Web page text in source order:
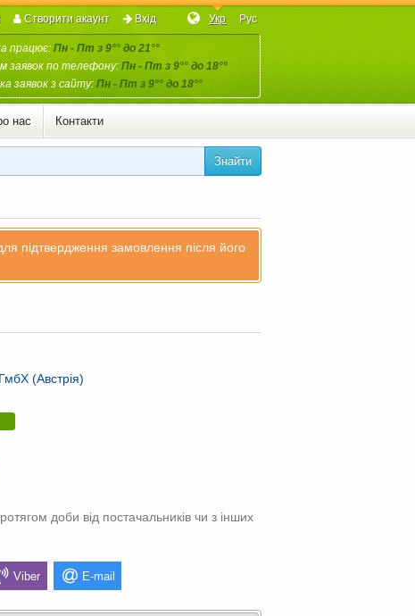
працює:Пн - Пт з 9°° до 21°°
заявок по телефону:Пн - Пт з 9°° до 18°°
заявок з сайту:Пн - Пт з 9°° до 18°°
Укр Рус
Створити акаунт Вхід
нас Контакти
Знайти
підтвердження замовлення після його
(Австрія)
доби від постачальників чи з інших
Viber E-mail